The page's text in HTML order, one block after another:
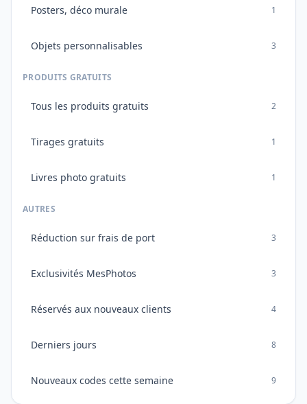
Posters, déco murale 1
Objets personnalisables 3
PRODUITS GRATUITS
Tous les produits gratuits 2
Tirages gratuits 1
Livres photo gratuits 1
AUTRES
Réduction sur frais de port 3
Exclusivités MesPhotos 3
Réservés aux nouveaux clients 4
Derniers jours 8
Nouveaux codes cette semaine 9